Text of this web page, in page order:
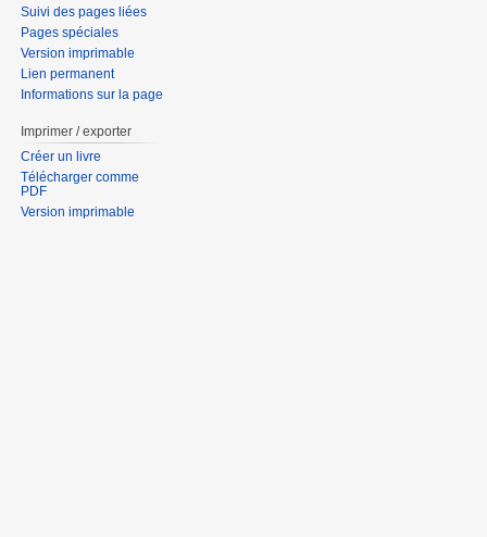
Suivi des pages liées
Pages spéciales
Version imprimable
Lien permanent
Informations sur la page
Imprimer / exporter
Créer un livre
Télécharger comme
PDF
Version imprimable